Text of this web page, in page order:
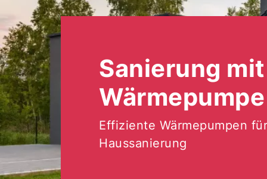
Sanierung mit
Wärmepumpe
Effiziente Wärmepumpen
Haussanierung